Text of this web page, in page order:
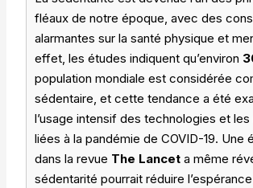
fléaux de notre époque, avec des
alarmantes sur la santé physique et
effet, les études indiquent qu’environ
population mondiale est considérée
sédentaire, et cette tendance a été
l’usage intensif des technologies et
liées à la pandémie de COVID-19. Une
dans la revue The Lancet a même
sédentarité pourrait réduire